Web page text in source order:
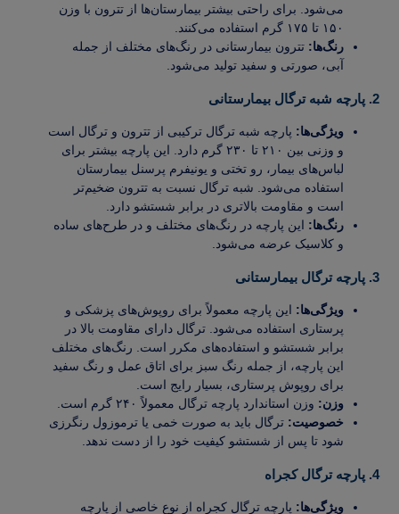
می‌شود. برای راحتی بیشتر بیمارستان‌ها از تترون با وزن
۱۵۰ تا ۱۷۵ گرم استفاده می‌کنند.
رنگ‌ها: تترون بیمارستانی در رنگ‌های مختلف از جمله
آبی، صورتی و سفید تولید می‌شود.
2. پارچه شبه ترگال بیمارستانی
ویژگی‌ها: پارچه شبه ترگال ترکیبی از تترون و ترگال است
و وزنی بین ۲۱۰ تا ۲۳۰ گرم دارد. این پارچه بیشتر برای
لباس‌های بیمار، رو تختی و یونیفرم پرسنل بیمارستان
استفاده می‌شود. شبه ترگال نسبت به تترون ضخیم‌تر
است و مقاومت بالاتری در برابر شستشو دارد.
رنگ‌ها: این پارچه در رنگ‌های مختلف و در طرح‌های ساده
و کلاسیک عرضه می‌شود.
3. پارچه ترگال بیمارستانی
ویژگی‌ها: این پارچه معمولاً برای روپوش‌های پزشکی و
پرستاری استفاده می‌شود. ترگال دارای مقاومت بالا در
برابر شستشو و استفاده‌های مکرر است. رنگ‌های مختلف
این پارچه، از جمله رنگ سبز برای اتاق عمل و رنگ سفید
برای روپوش پرستاری، بسیار رایج است.
وزن: وزن استاندارد پارچه ترگال معمولاً ۲۴۰ گرم است.
خصوصیت: ترگال باید به صورت خمی یا ترموزول رنگرزی
شود تا پس از شستشو کیفیت خود را از دست ندهد.
4. پارچه ترگال کجراه
ویژگی‌ها: پارچه ترگال کجراه از نوع خاصی از پارچه